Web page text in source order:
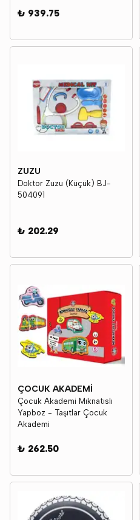
₺ 939.75
ZUZU
Doktor Zuzu (Küçük) BJ-
504091
₺ 202.29
ÇOCUK AKADEMİ
Çocuk Akademi Mıknatıslı
Yapboz - Taşıtlar Çocuk
Akademi
₺ 262.50